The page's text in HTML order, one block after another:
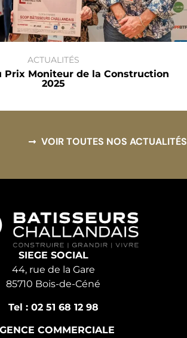
ACTUALITÉS
Prix Moniteur de la Construction
2025
VOIR TOUTES NOS ACTUALITÉS
SIEGE SOCIAL
44, rue de la Gare
85710 Bois-de-Céné
Tel : 02 51 68 12 98
COMMERCIALE